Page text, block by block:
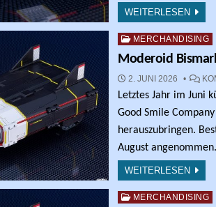
WEITERLESEN
Posted in
MERCHANDISING
Moderoid
2. JUNI 2026
Letztes Jahr im Juni
Good Smile
herauszubringen.
August
WEITERLESEN
Posted in
MERCHANDISING